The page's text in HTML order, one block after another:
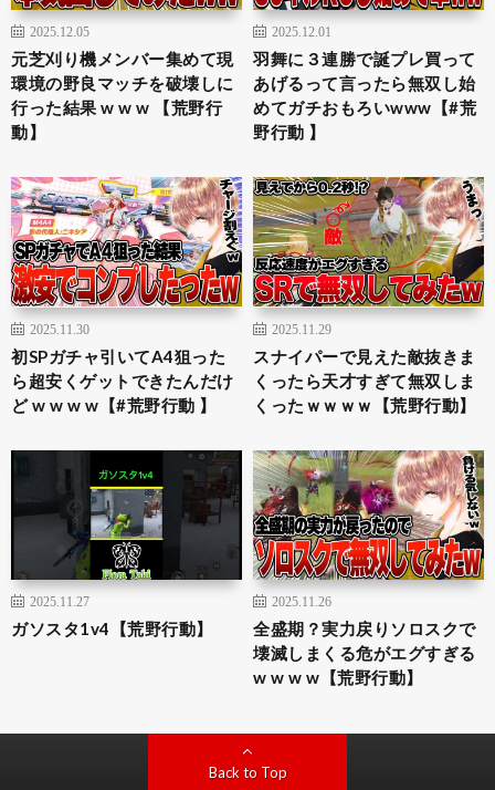
2025.12.05
元芝刈り機メンバー集めて現
環境の野良マッチを破壊しに
行った結果 w w w 【荒野行
動】
2025.12.01
羽舞に３連勝で誕プレ買って
あげるって言ったら無双し始
めてガチおもろいwww【#荒
野行動 】
2025.11.30
初SPガチャ引いてA4狙った
ら超安くゲットできたんだけ
ど w w w w【#荒野行動 】
2025.11.29
スナイパーで見えた敵抜きま
くったら天才すぎて無双しま
くったｗｗｗｗ【荒野行動】
2025.11.27
ガソスタ1v4【荒野行動】
2025.11.26
全盛期？実力戻りソロスクで
壊滅しまくる危がエグすぎる
w w w w【荒野行動】
Back to Top